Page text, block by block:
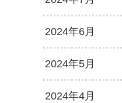
2024年6月
2024年5月
2024年4月